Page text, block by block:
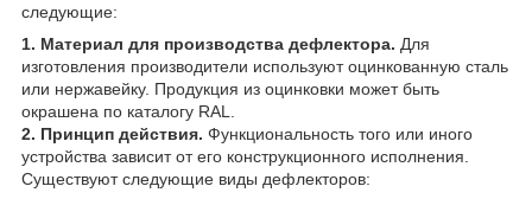
следующие:
1. Материал для производства дефлектора. Для
изготовления производители используют оцинкованную сталь
или нержавейку. Продукция из оцинковки может быть
окрашена по каталогу RAL.
2. Принцип действия. Функциональность того или иного
устройства зависит от его конструкционного исполнения.
Существуют следующие виды дефлекторов: